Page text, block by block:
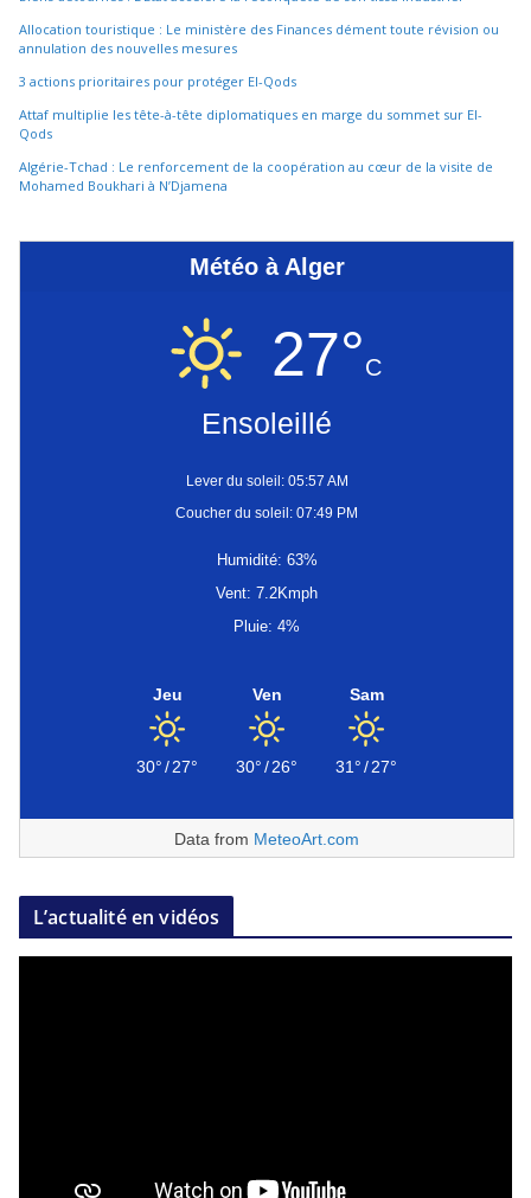
Allocation touristique : Le ministère des Finances dément toute révision ou
annulation des nouvelles mesures
3 actions prioritaires pour protéger El-Qods
Attaf multiplie les tête-à-tête diplomatiques en marge du sommet sur El-
Qods
Algérie-Tchad : Le renforcement de la coopération au cœur de la visite de
Mohamed Boukhari à N’Djamena
Météo à Alger
27°C
Ensoleillé
Lever du soleil: 05:57 AM
Coucher du soleil: 07:49 PM
Humidité: 63%
Vent: 7.2Kmph
Pluie: 4%
Jeu
30°/27°
Ven
30°/26°
Sam
31°/27°
Data from MeteoArt.com
L’actualité en vidéos